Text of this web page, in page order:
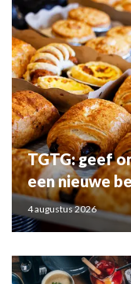
TGTG: geef
een nieuwe
4 augustus 2026